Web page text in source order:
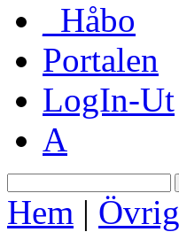
_Håbo
Portalen
LogIn-Ut
A
Hem |